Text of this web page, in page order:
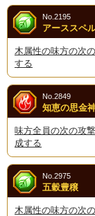
アーススペ
No.2195
木属性の味方の次
する
知恵の思金
No.2849
味方全員の次の攻
成する
五穀豊穣
No.2975
木属性の味方の次